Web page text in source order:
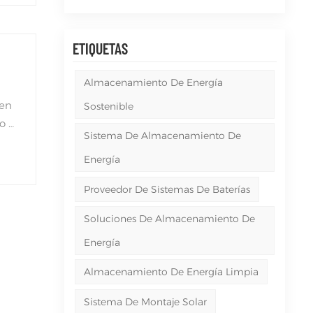
ETIQUETAS
Almacenamiento De Energía
Sostenible
Sistema De Almacenamiento De
Energía
Proveedor De Sistemas De Baterías
Soluciones De Almacenamiento De
Energía
Almacenamiento De Energía Limpia
Sistema De Montaje Solar